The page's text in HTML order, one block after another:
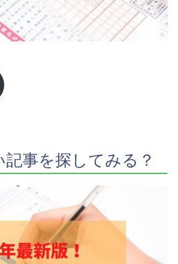
事を探してみる？